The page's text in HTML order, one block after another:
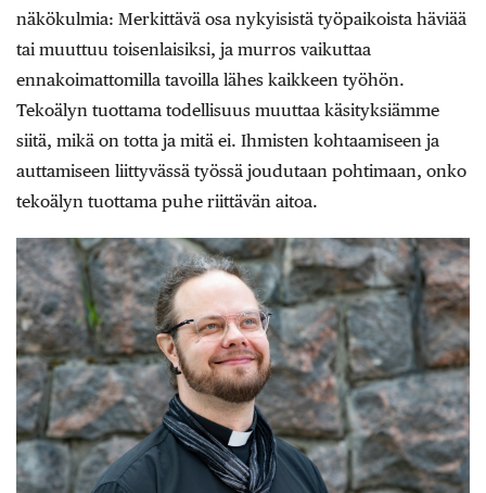
näkökulmia: Merkittävä osa nykyisistä työpaikoista häviää
tai muuttuu toisenlaisiksi, ja murros vaikuttaa
ennakoimattomilla tavoilla lähes kaikkeen työhön.
Tekoälyn tuottama todellisuus muuttaa käsityksiämme
siitä, mikä on totta ja mitä ei. Ihmisten kohtaamiseen ja
auttamiseen liittyvässä työssä joudutaan pohtimaan, onko
tekoälyn tuottama puhe riittävän aitoa.